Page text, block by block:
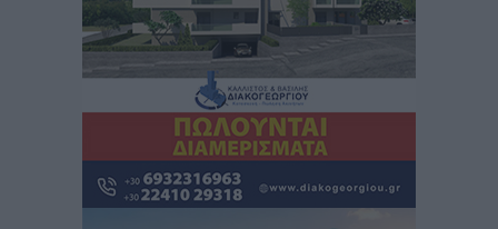
Τα φοιτητικά ενοίκια «τινάζουν στον αέρα» τους
οικογενειακούς προϋπολογισμούς
Δύο νέοι ξενώνες παραδόθηκαν στις Ένοπλες
Δυνάμεις στη νήσο Ρω
Τοπικές Ειδήσεις• πριν 5 ώρες